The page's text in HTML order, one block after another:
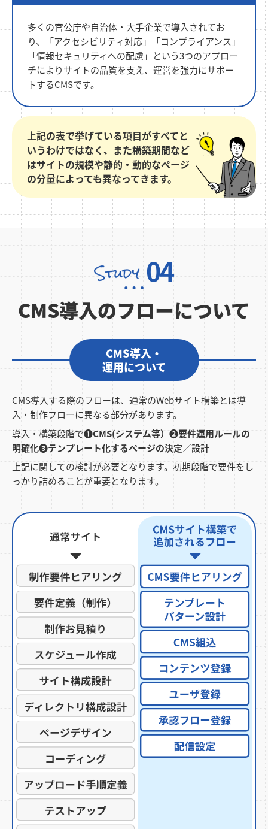
多くの官公庁や自治体・大手企業で導入されてお
り、「アクセシビリティ対応」「コンプライアンス」
「情報セキュリティへの配慮」という3つのアプロー
チによりサイトの品質を支え、運営を強力にサポー
トするCMSです。
上記の表で挙げている項目がすべてと
いうわけではなく、また構築期間など
はサイトの規模や静的・動的なページ
の分量によっても異なってきます。
04
CMS導入のフローについて
CMS導入・
運用について
CMS導入する際のフローは、通常のWebサイト構築とは導
入・制作フローに異なる部分があります。
導入・構築段階で❶CMS(システム等）❷要件運用ルールの
明確化❸テンプレート化するページの決定／設計
上記に関しての検討が必要となります。初期段階で要件をし
っかり詰めることが重要となります。